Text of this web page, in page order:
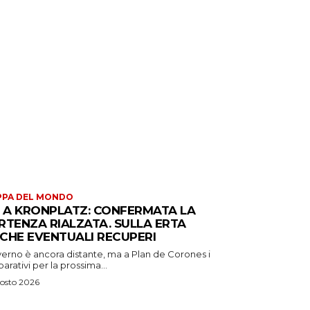
DEL MONDO
A KRONPLATZ: CONFERMATA LA
RIALZATA. SULLA ERTA
EVENTUALI RECUPERI
è ancora distante, ma a Plan de Corones i
per la prossima...
2026